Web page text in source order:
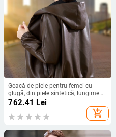
Geacă de piele pentru femei cu
glugă, din piele sintetică, lungime
ultra-scurtă (≤40 cm), fermoar,
762.41 Lei
add_shopping_cart